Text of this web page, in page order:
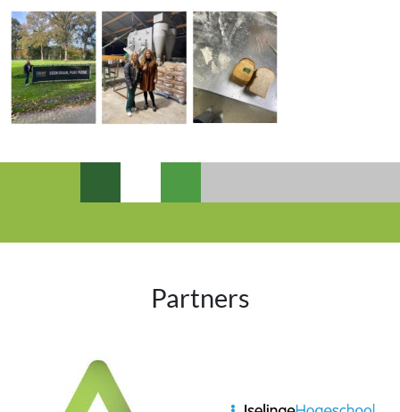
Partners